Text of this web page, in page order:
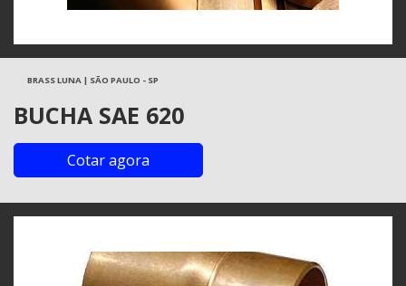
BRASS LUNA | SÃO PAULO - SP
BUCHA SAE 620
Cotar agora